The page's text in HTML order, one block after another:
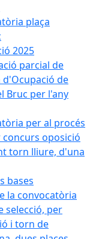
plaça
2025
parcial de
de
Bruc per l'any
per al procés
concurs oposició
torn lliure, d'una
bases
la convocatòria
selecció, per
i torn de